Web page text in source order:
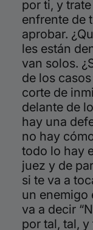
por ti, y
enfrente de
aprobar.
les están
van solos.
de los
corte de
delante de
hay una
no hay
todo lo hay
juez y de
si te va a
un enemigo
va a decir
por tal, tal,